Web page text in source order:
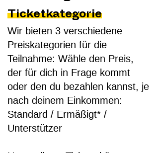
Ticketkategorie
Wir bieten 3 verschiedene
Preiskategorien für die
Teilnahme: Wähle den Preis,
der für dich in Frage kommt
oder den du bezahlen kannst, je
nach deinem Einkommen:
Standard / Ermäßigt* /
Unterstützer